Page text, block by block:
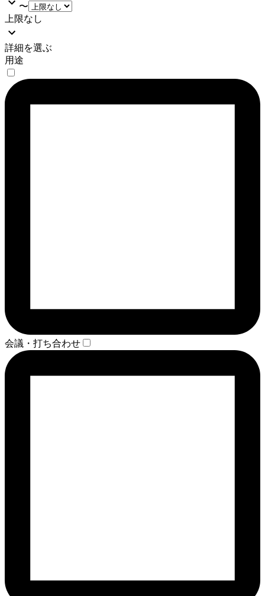
〜
上限なし
詳細を選ぶ
用途
会議・打ち合わせ